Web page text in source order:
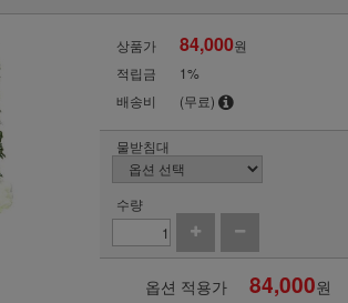
상품가 84,000원
적립금
1%
배송비
(무료)
물받침대
수량
옵션 적용가 84,000원